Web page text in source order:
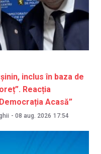
inclus în baza de
Reacția
Acasă”
- 08 aug. 2026 17:54